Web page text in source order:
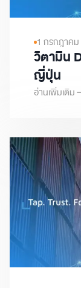
1 กรกฎาค
วิตามิน
ญี่ปุ่น
อ่านเพิ่มเติม
วิตามิน DHC